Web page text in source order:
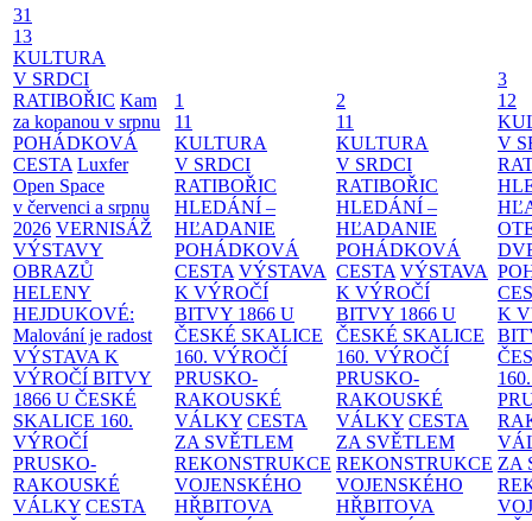
31
13
KULTURA
V SRDCI
RATIBOŘIC Kam
za kopanou v srpnu
POHÁDKOVÁ
CESTA Luxfer
Open Space
v červenci a srpnu
2026 VERNISÁŽ
VÝSTAVY
OBRAZŮ
HELENY
HEJDUKOVÉ:
Malování je radost
VÝSTAVA K
VÝROČÍ BITVY
1866 U ČESKÉ
SKALICE 160.
VÝROČÍ
PRUSKO-
RAKOUSKÉ
VÁLKY CESTA
1
11
KULTURA
V SRDCI
RATIBOŘIC
HLEDÁNÍ –
HĽADANIE
POHÁDKOVÁ
CESTA VÝSTAVA
K VÝROČÍ
BITVY 1866 U
ČESKÉ SKALICE
160. VÝROČÍ
PRUSKO-
RAKOUSKÉ
VÁLKY CESTA
ZA SVĚTLEM
REKONSTRUKCE
VOJENSKÉHO
HŘBITOVA
2
11
KULTURA
V SRDCI
RATIBOŘIC
HLEDÁNÍ –
HĽADANIE
POHÁDKOVÁ
CESTA VÝSTAVA
K VÝROČÍ
BITVY 1866 U
ČESKÉ SKALICE
160. VÝROČÍ
PRUSKO-
RAKOUSKÉ
VÁLKY CESTA
ZA SVĚTLEM
REKONSTRUKCE
VOJENSKÉHO
HŘBITOVA
3
12
V
K
ZA